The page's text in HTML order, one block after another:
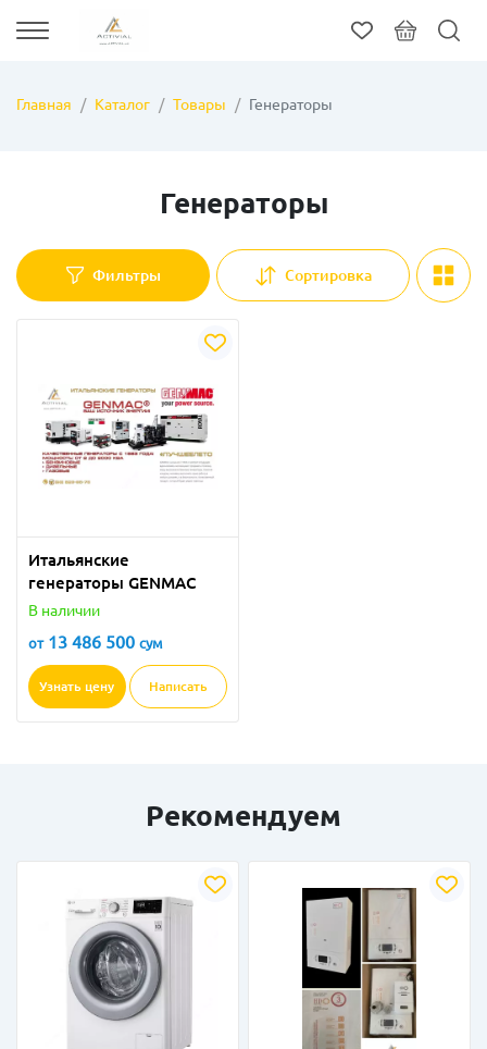
Главная Каталог Товары Генераторы
Генераторы
Фильтры Сортировка
Итальянские
генераторы GENMAC
В наличии
от13 486 500 сум
Узнать цену Написать
Рекомендуем